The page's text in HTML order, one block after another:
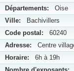
Départements: Oise
Ville: Bachivillers
Code postal: 60240
Adresse: Centre
Horaire: 6h à 19h